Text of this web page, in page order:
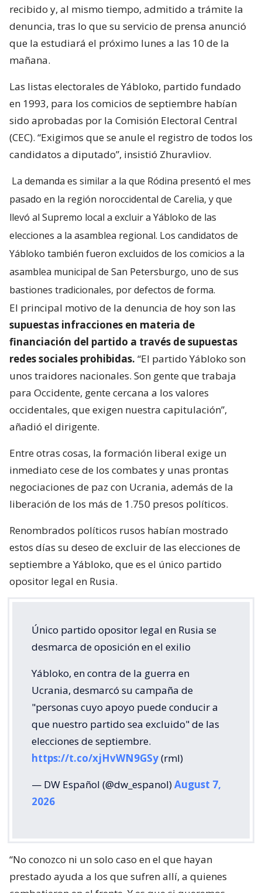
recibido y, al mismo tiempo, admitido a trámite la
denuncia, tras lo que su servicio de prensa anunció
que la estudiará el próximo lunes a las 10 de la
mañana.
Las listas electorales de Yábloko, partido fundado
en 1993, para los comicios de septiembre habían
sido aprobadas por la Comisión Electoral Central
(CEC). “Exigimos que se anule el registro de todos los
candidatos a diputado”, insistió Zhuravliov.
La demanda es similar a la que Ródina presentó el mes
pasado en la región noroccidental de Carelia, y que
llevó al Supremo local a excluir a Yábloko de las
elecciones a la asamblea regional. Los candidatos de
Yábloko también fueron excluidos de los comicios a la
asamblea municipal de San Petersburgo, uno de sus
bastiones tradicionales, por defectos de forma.
El principal motivo de la denuncia de hoy son las
supuestas infracciones en materia de
financiación del partido a través de supuestas
redes sociales prohibidas. “El partido Yábloko son
unos traidores nacionales. Son gente que trabaja
para Occidente, gente cercana a los valores
occidentales, que exigen nuestra capitulación”,
añadió el dirigente.
Entre otras cosas, la formación liberal exige un
inmediato cese de los combates y unas prontas
negociaciones de paz con Ucrania, además de la
liberación de los más de 1.750 presos políticos.
Renombrados políticos rusos habían mostrado
estos días su deseo de excluir de las elecciones de
septiembre a Yábloko, que es el único partido
opositor legal en Rusia.
Único partido opositor legal en Rusia se
desmarca de oposición en el exilio
Yábloko, en contra de la guerra en
Ucrania, desmarcó su campaña de
"personas cuyo apoyo puede conducir a
que nuestro partido sea excluido" de las
elecciones de septiembre.
https://t.co/xjHvWN9GSy(rml)
— DW Español (@dw_espanol)August 7,
2026
“No conozco ni un solo caso en el que hayan
prestado ayuda a los que sufren allí, a quienes